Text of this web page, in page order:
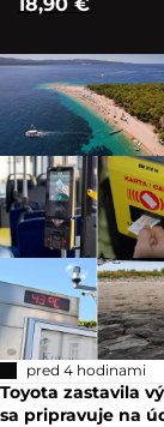
pred 4 hodinami
Toyota zastavila
sa pripravuje na